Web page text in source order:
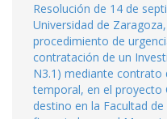
Resolución de 14 de
Universidad de
procedimiento de
contratación de un
N3.1) mediante
temporal, en el proyecto
destino en la Facultad